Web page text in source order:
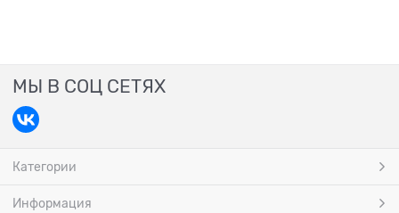
МЫ В СОЦ СЕТЯХ
Категории
Информация